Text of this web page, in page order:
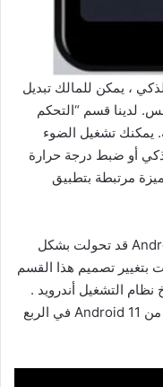
، يمكن للمالك تبديل
لدينا قسم “التحكم
يمكنك تشغيل الضوء
أو ضبط درجة حرارة
مرتبطة بتطبيق
أصبحت حقيقة أن قائمة الغلق في Android 11 قد تحولت بشكل
تصميم هذا القسم
التشغيل أندرويد .
فيما يجب أن يكون صدور الإصدار النهائي من Android 11 في الربع